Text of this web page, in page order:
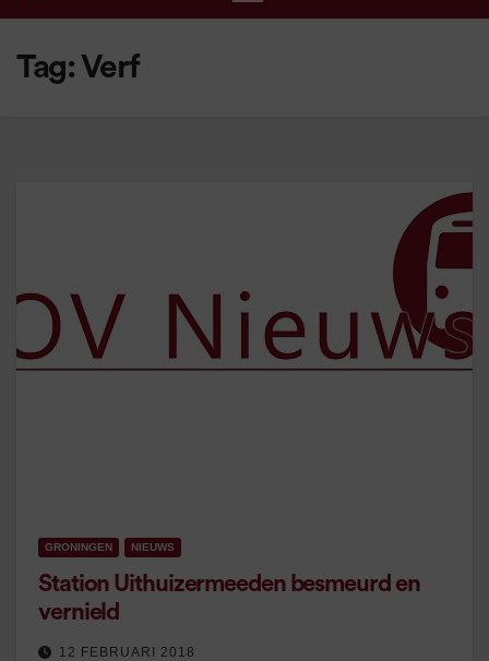
Tag: Verf
GRONINGEN NIEUWS
Station Uithuizermeeden besmeurd en
vernield
12 FEBRUARI 2018